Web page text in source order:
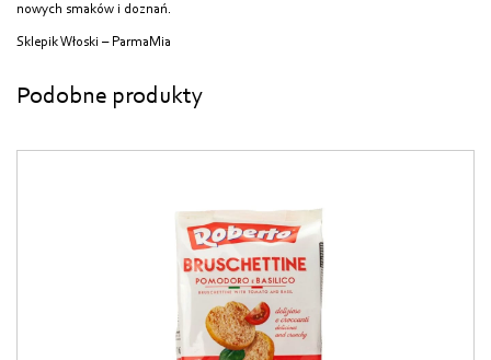
nowych smaków i doznań.
Sklepik Włoski – ParmaMia
Podobne produkty